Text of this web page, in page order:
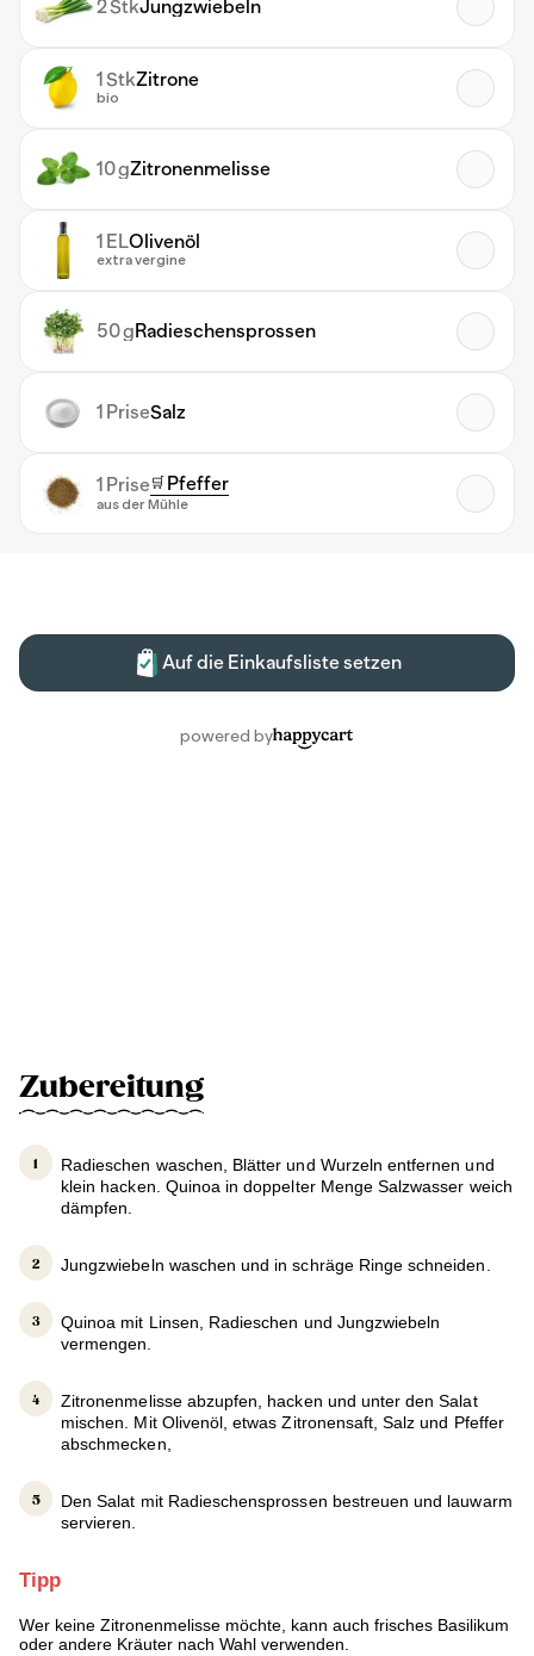
Zubereitung
Radieschen waschen, Blätter und Wurzeln entfernen und
klein hacken. Quinoa in doppelter Menge Salzwasser weich
dämpfen.
Jungzwiebeln waschen und in schräge Ringe schneiden.
Quinoa mit Linsen, Radieschen und Jungzwiebeln
vermengen.
Zitronenmelisse abzupfen, hacken und unter den Salat
mischen. Mit Olivenöl, etwas Zitronensaft, Salz und Pfeffer
abschmecken,
Den Salat mit Radieschensprossen bestreuen und lauwarm
servieren.
Tipp
Wer keine Zitronenmelisse möchte, kann auch frisches Basilikum
oder andere Kräuter nach Wahl verwenden.